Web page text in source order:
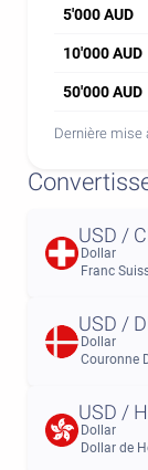
5'000 AUD
10'000 AUD
50'000 AUD
Dernière mise
USD /
Dollar
Franc
USD /
Dollar
Couronne
USD /
Dollar
Dollar de